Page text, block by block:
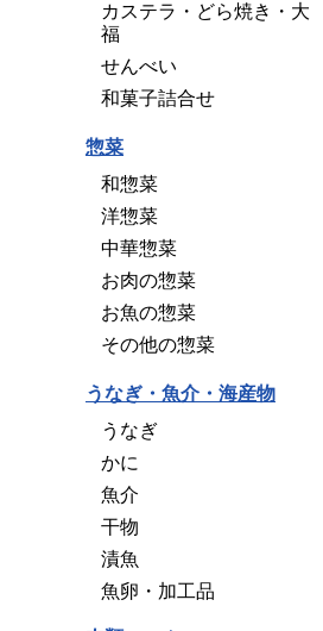
カステラ・どら焼き・大
福
せんべい
和菓子詰合せ
惣菜
和惣菜
洋惣菜
中華惣菜
お肉の惣菜
お魚の惣菜
その他の惣菜
うなぎ・魚介・海産物
うなぎ
かに
魚介
干物
漬魚
魚卵・加工品